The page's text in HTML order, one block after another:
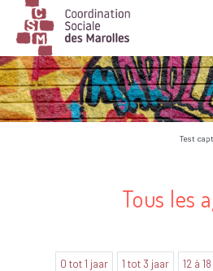
Main Navigation
Test
Tous les
0 tot 1 jaar 1 tot 3 jaar 12 à